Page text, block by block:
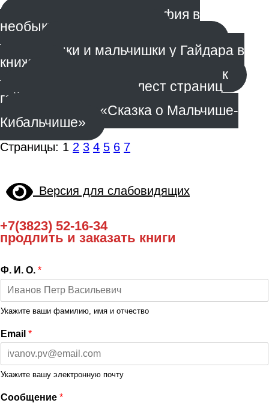
Обыкновенная биография в
необыкновенное время
Девчонки и мальчишки у Гайдара в
книжках
В зеркале поэтических строк
Игротека «Под шелест страниц
гайдаровских книг»
Мультсеанс «Сказка о Мальчише-
Кибальчише»
Страницы: 1 2 3 4 5 6 7
Версия для слабовидящих
+7(3823) 52-16-34
продлить и заказать книги
Ф. И. О. *
Укажите ваши фамилию, имя и отчество
Email *
Укажите вашу электронную почту
Сообщение *